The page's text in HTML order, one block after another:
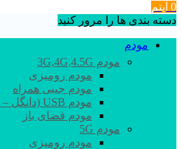
0 آیتم
دسته بندی ها را مرور کنید
مودم
مودم 3G,4G,4.5G
مودم رومیزی
مودم جیبی همراه
مودم USB (دانگل – دینگل)
مودم فضای باز
مودم 5G
مودم رومیزی